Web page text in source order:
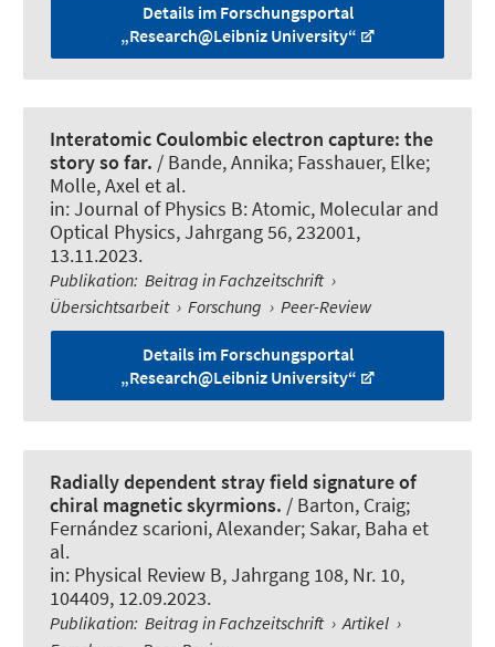
Details im Forschungsportal
„Research@Leibniz University“
Interatomic Coulombic electron capture: the
story so far. / Bande, Annika; Fasshauer, Elke;
Molle, Axel et al.
in:Journal of Physics B: Atomic, Molecular and
Optical Physics, Jahrgang 56, 232001,
13.11.2023.
Publikation: Beitrag in Fachzeitschrift ›
Übersichtsarbeit › Forschung › Peer-Review
Details im Forschungsportal
„Research@Leibniz University“
Radially dependent stray field signature of
chiral magnetic skyrmions. / Barton, Craig;
Fernández scarioni, Alexander; Sakar, Baha et
al.
in: Physical Review B, Jahrgang 108, Nr. 10,
104409, 12.09.2023.
Publikation: Beitrag in Fachzeitschrift › Artikel ›